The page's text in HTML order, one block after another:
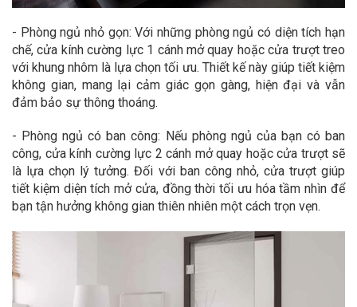
- Phòng ngủ nhỏ gọn: Với những phòng ngủ có diện tích hạn
chế, cửa kính cường lực 1 cánh mở quay hoặc cửa trượt treo
với khung nhôm là lựa chọn tối ưu. Thiết kế này giúp tiết kiệm
không gian, mang lại cảm giác gọn gàng, hiện đại và vẫn
đảm bảo sự thông thoáng.
- Phòng ngủ có ban công: Nếu phòng ngủ của bạn có ban
công, cửa kính cường lực 2 cánh mở quay hoặc cửa trượt sẽ
là lựa chọn lý tưởng. Đối với ban công nhỏ, cửa trượt giúp
tiết kiệm diện tích mở cửa, đồng thời tối ưu hóa tầm nhìn để
bạn tận hưởng không gian thiên nhiên một cách trọn vẹn.